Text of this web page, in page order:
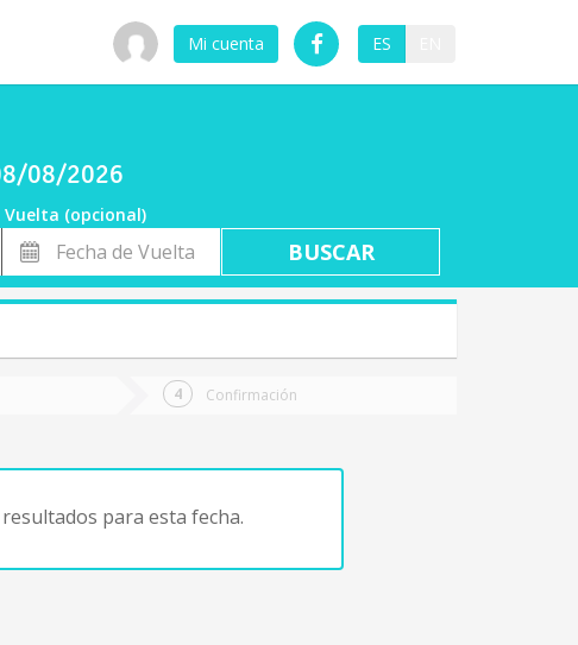
Mi cuenta ES
08/2026
Vuelta (opcional)
Fecha
de
Vuelta
Confirmación
para esta fecha.